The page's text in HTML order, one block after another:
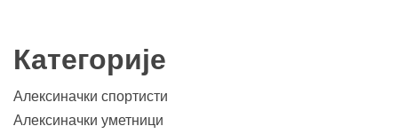
Категорије
Алексиначки спортисти
Алексиначки уметници